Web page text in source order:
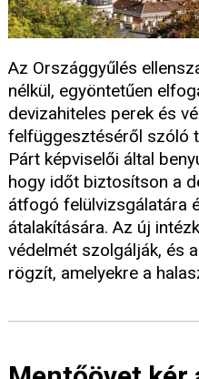
Az Országgyűlés
nélkül, egyöntetűen
devizahiteles perek és
felfüggesztéséről szóló
Párt képviselői által
hogy időt biztosítson a
átfogó felülvizsgálatára
átalakítására. Az új
védelmét szolgálják, és
rögzít, amelyekre a